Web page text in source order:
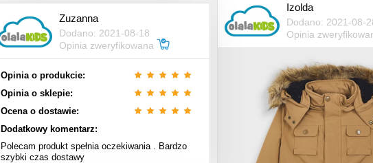
Izolda
Dodano: 2021-08-
Opinia
Zuzanna
Dodano: 2021-08-18
Opinia zweryfikowana
Opinia o produkcie:
Opinia o sklepie:
Ocena o dostawie:
Dodatkowy komentarz:
Polecam produkt spełnia oczekiwania . Bardzo
szybki czas dostawy